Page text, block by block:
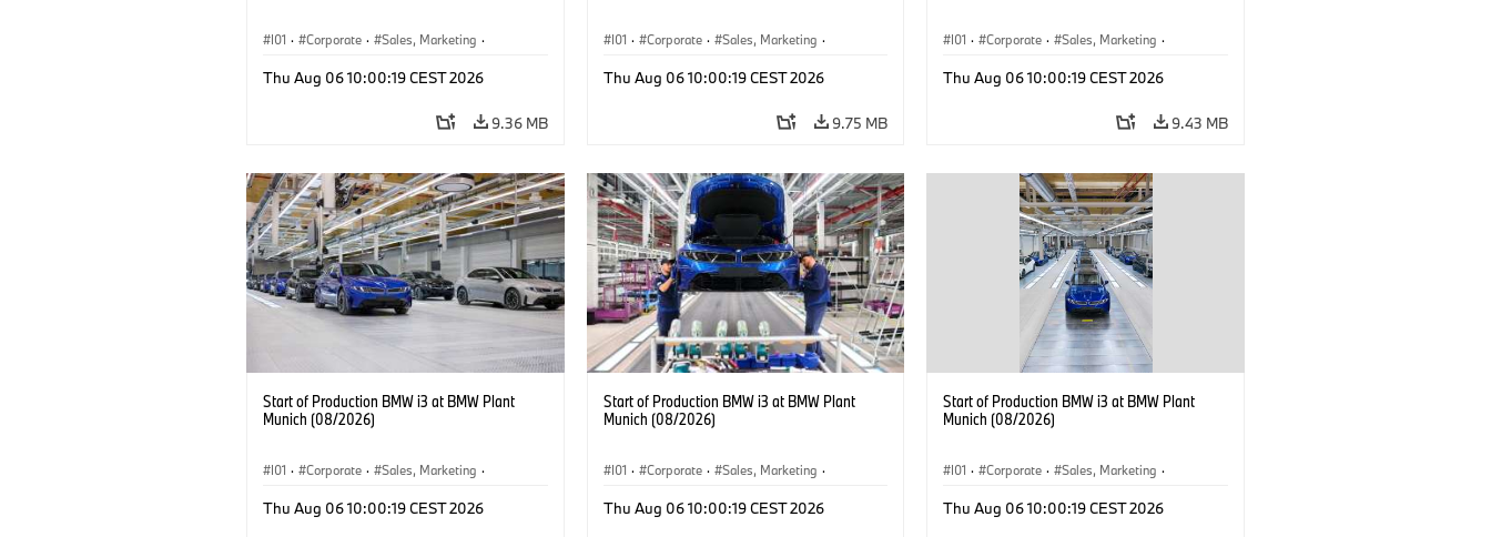
I01 · Corporate · Sales, Marketing ·
Thu Aug 06 10:00:19 CEST 2026
9.36 MB
I01 · Corporate · Sales, Marketing ·
Thu Aug 06 10:00:19 CEST 2026
9.75 MB
I01 · Corporate · Sales, Marketing ·
Thu Aug 06 10:00:19 CEST 2026
9.43 MB
Start of Production BMW i3 at BMW Plant
Munich (08/2026)
I01 · Corporate · Sales, Marketing ·
Thu Aug 06 10:00:19 CEST 2026
Start of Production BMW i3 at BMW Plant
Munich (08/2026)
I01 · Corporate · Sales, Marketing ·
Thu Aug 06 10:00:19 CEST 2026
Start of Production BMW i3 at BMW Plant
Munich (08/2026)
I01 · Corporate · Sales, Marketing ·
Thu Aug 06 10:00:19 CEST 2026